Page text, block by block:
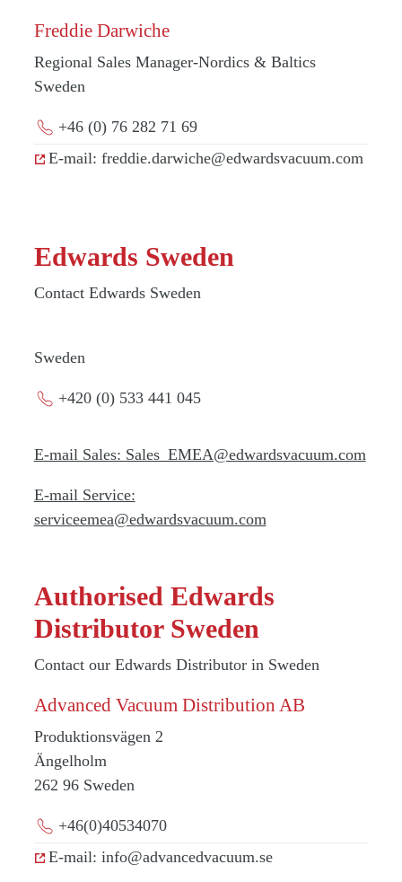
Freddie Darwiche
Regional Sales Manager-Nordics & Baltics
Sweden
+46 (0) 76 282 71 69
E-mail: freddie.darwiche@edwardsvacuum.com
Edwards Sweden
Contact Edwards Sweden
Sweden
+420 (0) 533 441 045
E-mail Sales: Sales_EMEA@edwardsvacuum.com
E-mail Service:
serviceemea@edwardsvacuum.com
Authorised Edwards
Distributor Sweden
Contact our Edwards Distributor in Sweden
Advanced Vacuum Distribution AB
Produktionsvägen 2
Ängelholm
262 96 Sweden
+46(0)40534070
E-mail: info@advancedvacuum.se